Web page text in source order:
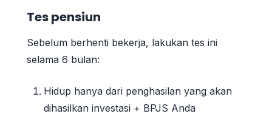
Tes pensiun
Sebelum berhenti bekerja, lakukan tes ini
selama 6 bulan:
Hidup hanya dari penghasilan yang akan
dihasilkan investasi + BPJS Anda